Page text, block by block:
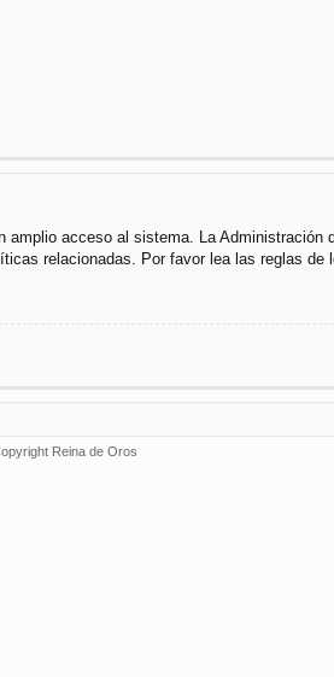
acceso al sistema. La
relacionadas. Por favor lea las reglas de
Reina de Oros